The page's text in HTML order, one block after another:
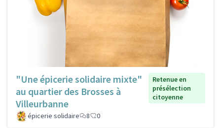
"Une épicerie solidaire mixte"
au quartier des Brosses à
Villeurbanne
Retenue en
présélection
citoyenne
épicerie solidaire 8 0